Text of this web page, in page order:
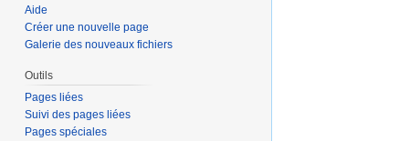
Aide
Créer une nouvelle page
Galerie des nouveaux fichiers
Outils
Pages liées
Suivi des pages liées
Pages spéciales